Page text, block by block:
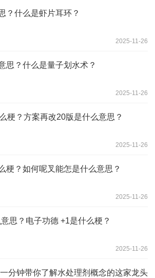
？什么是虾片耳环？
2025-11-26
思？什么是量子划水术？
2025-11-26
梗？方案再改20版是什么意思？
2025-11-26
梗？如何呢叉能怎是什么意思？
2025-11-26
思？电子功德 +1是什么梗？
2025-11-26
一分钟带你了解水处理剂概念的这家龙头